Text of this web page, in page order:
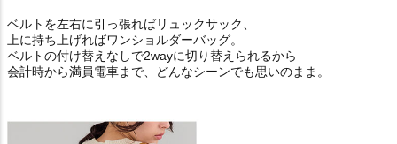
ベルトを左右に引っ張ればリュックサック、
上に持ち上げればワンショルダーバッグ。
ベルトの付け替えなしで2wayに切り替えられるから
会計時から満員電車まで、どんなシーンでも思いのまま。